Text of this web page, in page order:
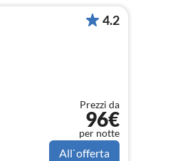
4.2
Prezzi da
96€
per notte
All`offerta